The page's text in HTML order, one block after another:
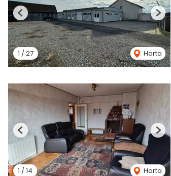
1 /27 Harta
Previous Next
1 /14 Harta
Previous Next